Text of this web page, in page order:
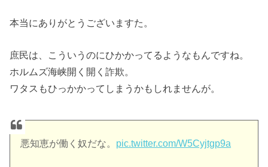
本当にありがとうございますた。
庶民は、こういうのにひかかってるようなもんですね。
ホルムズ海峡開く開く詐欺。
ワタスもひっかかってしまうかもしれませんが。
悪知恵が働く奴だな。 pic.twitter.com/W5Cyjtgp9a